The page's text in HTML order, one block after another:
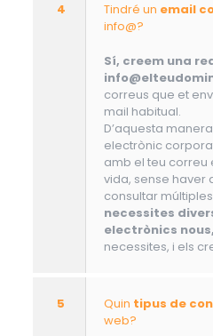
4 Tindré un email
info@?
Sí, creem una
correus que et
mail habitual.
D’aquesta
electrònic
amb el teu correu
vida, sense
consultar
necessites
electrònics nous,
necessites, i els
5 Quin tipus de
web?